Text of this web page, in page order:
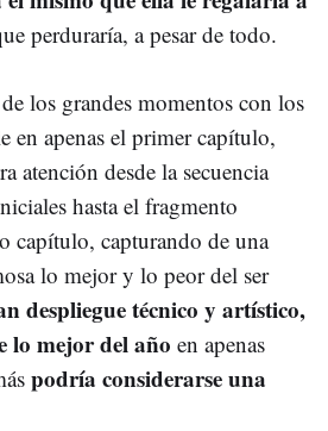
perduraría, a pesar de todo.
los grandes momentos con los
en apenas el primer capítulo,
atención desde la secuencia
hasta el fragmento
capítulo, capturando de una
lo mejor y lo peor del ser
despliegue técnico y artístico,
lo mejor del año en apenas
podría considerarse una